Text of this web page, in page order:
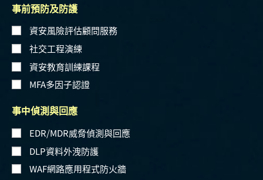
事前預防及防護
資安風險評估顧問服務
社交工程演練
資安教育訓練課程
MFA多因子認證
事中偵測與回應
EDR/MDR威脅偵測與回應
DLP資料外洩防護
WAF網路應用程式防火牆